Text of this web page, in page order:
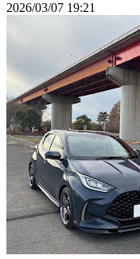
2026/03/07 19:21